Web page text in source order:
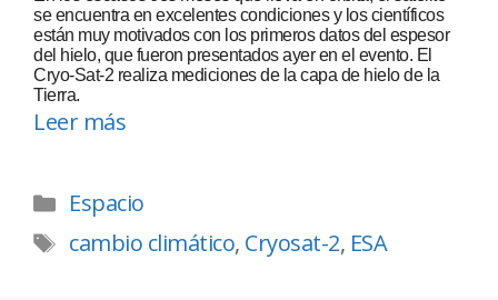
se encuentra en excelentes condiciones y los científicos
están muy motivados con los primeros datos del espesor
del hielo, que fueron presentados ayer en el evento. El
Cryo-Sat-2 realiza mediciones de la capa de hielo de la
Tierra.
Leer más
Espacio
cambio climático, Cryosat-2, ESA